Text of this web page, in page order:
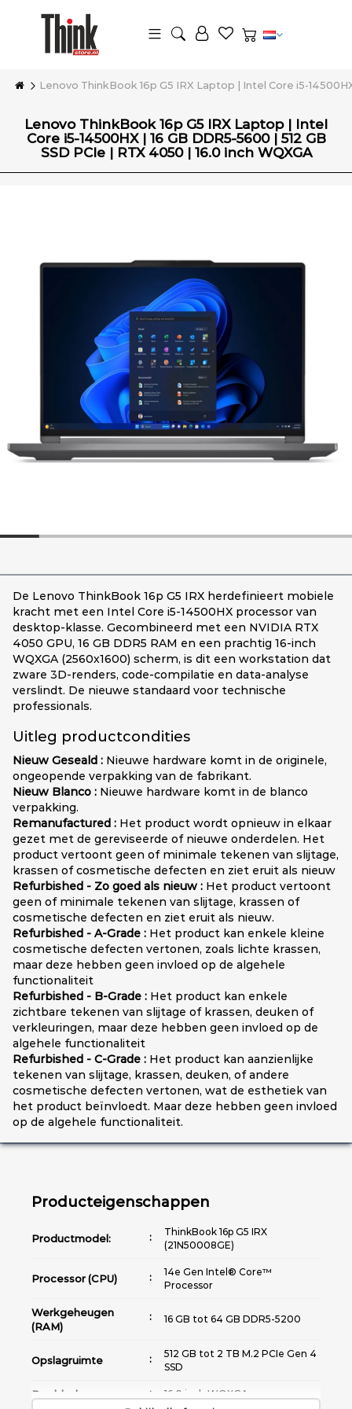
Lenovo ThinkBook 16p G5 IRX Laptop | Intel Core i5-
Lenovo ThinkBook 16p G5 IRX Laptop | Intel
Core i5-14500HX | 16 GB DDR5-5600 | 512 GB
SSD PCIe | RTX 4050 | 16.0 inch WQXGA
De Lenovo ThinkBook 16p G5 IRX herdefinieert mobiele
kracht met een Intel Core i5-14500HX processor van
desktop-klasse. Gecombineerd met een NVIDIA RTX
4050 GPU, 16 GB DDR5 RAM en een prachtig 16-inch
WQXGA (2560x1600) scherm, is dit een workstation dat
zware 3D-renders, code-compilatie en data-analyse
verslindt. De nieuwe standaard voor technische
professionals.
Uitleg productcondities
Nieuw Geseald : Nieuwe hardware komt in de originele,
ongeopende verpakking van de fabrikant.
Nieuw Blanco : Nieuwe hardware komt in de blanco
verpakking.
Remanufactured : Het product wordt opnieuw in elkaar
gezet met de gereviseerde of nieuwe onderdelen. Het
product vertoont geen of minimale tekenen van slijtage,
krassen of cosmetische defecten en ziet eruit als nieuw
Refurbished - Zo goed als nieuw : Het product vertoont
geen of minimale tekenen van slijtage, krassen of
cosmetische defecten en ziet eruit als nieuw.
Refurbished - A-Grade : Het product kan enkele kleine
cosmetische defecten vertonen, zoals lichte krassen,
maar deze hebben geen invloed op de algehele
functionaliteit
Refurbished - B-Grade : Het product kan enkele
zichtbare tekenen van slijtage of krassen, deuken of
verkleuringen, maar deze hebben geen invloed op de
algehele functionaliteit
Refurbished - C-Grade : Het product kan aanzienlijke
tekenen van slijtage, krassen, deuken, of andere
cosmetische defecten vertonen, wat de esthetiek van
het product beïnvloedt. Maar deze hebben geen invloed
op de algehele functionaliteit.
Producteigenschappen
Productmodel:
ThinkBook 16p G5 IRX
(21N50008GE)
Processor (CPU)
14e Gen Intel® Core™
Processor
Werkgeheugen
(RAM)
16 GB tot 64 GB DDR5-5200
Opslagruimte
512 GB tot 2 TB M.2 PCIe Gen 4
SSD
Beeldscherm 16.0 inch WQXGA